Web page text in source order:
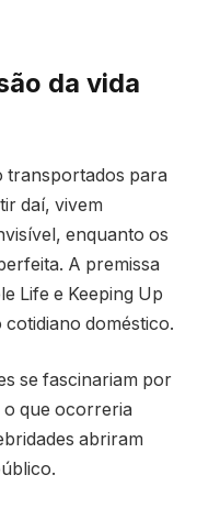
da vida
transportados para
daí, vivem
enquanto os
A premissa
Life e Keeping Up
doméstico.
se fascinariam por
o que ocorreria
abriram